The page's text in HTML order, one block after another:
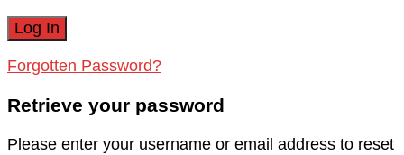
Forgotten Password?
Retrieve your password
Please enter your username or email address to reset